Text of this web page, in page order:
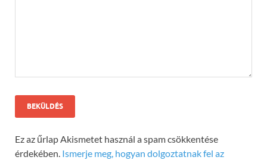
Ez az űrlap Akismetet használ a spam csökkentése
érdekében. Ismerje meg, hogyan dolgoztatnak fel az